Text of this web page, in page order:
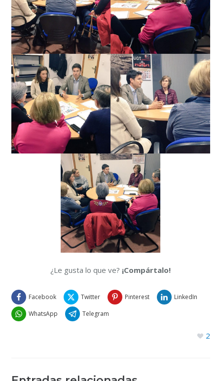
¿Le gusta lo que ve? ¡Compártalo!
Facebook Twitter Pinterest
LinkedIn
WhatsApp
Telegram
2